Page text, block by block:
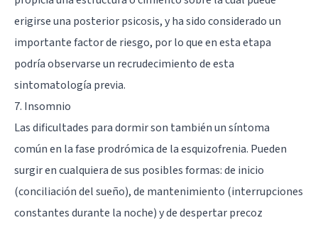
erigirse una posteriorpsicosis, y ha sido considerado un
importante factor de riesgo, por lo que en esta etapa
podría observarse un recrudecimiento de esta
sintomatología previa.
7. Insomnio
Las dificultades para dormir son también un síntoma
común en la fase prodrómica de la esquizofrenia. Pueden
surgir en cualquiera de sus posibles formas: de inicio
(conciliación del sueño), de mantenimiento (interrupciones
constantes durante la noche) y de despertar precoz